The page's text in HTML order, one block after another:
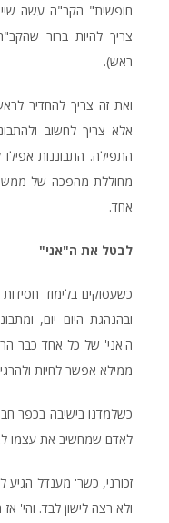
חופשית" הקב"ה עשה
צריך להיות ברור
ראש).
ואת זה צריך להחדיר
אלא צריך לחשוב
התפילה. התבוננות
מחוללת מהפכה של ממש.
אחד.
לבטל את ה"אני"
כשעסוקים בלימוד
ובהנהגת היום יום,
ה'אני' של כל אחד כבר
ממילא אפשר לחיות
כשלמדנו בישיבה בכפר
לאדם שמחשיב את עצמו
זכורני, כשר' מענדל
ולא רצה לישון לבד. והי'